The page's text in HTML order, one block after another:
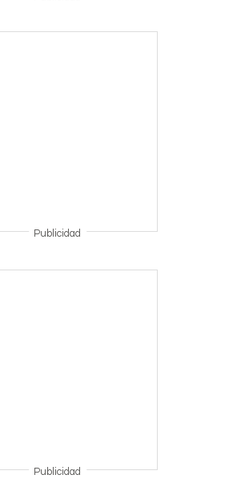
Publicidad
Publicidad